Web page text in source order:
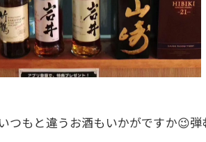
つもと違うお酒もいかがですか😉